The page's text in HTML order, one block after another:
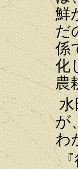
鮮
だ
係
化
農
水
が
わ
『